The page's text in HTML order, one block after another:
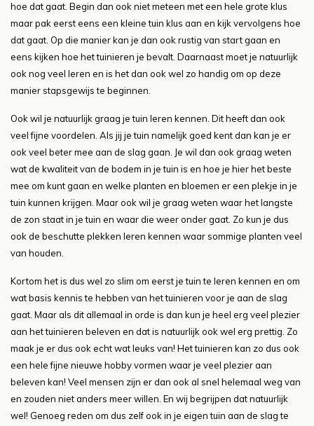
hoe dat gaat. Begin dan ook niet meteen met een hele grote klus
maar pak eerst eens een kleine tuin klus aan en kijk vervolgens hoe
dat gaat. Op die manier kan je dan ook rustig van start gaan en
eens kijken hoe het tuinieren je bevalt. Daarnaast moet je natuurlijk
ook nog veel leren en is het dan ook wel zo handig om op deze
manier stapsgewijs te beginnen.
Ook wil je natuurlijk graag je tuin leren kennen. Dit heeft dan ook
veel fijne voordelen. Als jij je tuin namelijk goed kent dan kan je er
ook veel beter mee aan de slag gaan. Je wil dan ook graag weten
wat de kwaliteit van de bodem in je tuin is en hoe je hier het beste
mee om kunt gaan en welke planten en bloemen er een plekje in je
tuin kunnen krijgen. Maar ook wil je graag weten waar het langste
de zon staat in je tuin en waar die weer onder gaat. Zo kun je dus
ook de beschutte plekken leren kennen waar sommige planten veel
van houden.
Kortom het is dus wel zo slim om eerst je tuin te leren kennen en om
wat basis kennis te hebben van het tuinieren voor je aan de slag
gaat. Maar als dit allemaal in orde is dan kun je heel erg veel plezier
aan het tuinieren beleven en dat is natuurlijk ook wel erg prettig. Zo
maak je er dus ook echt wat leuks van! Het tuinieren kan zo dus ook
een hele fijne nieuwe hobby vormen waar je veel plezier aan
beleven kan! Veel mensen zijn er dan ook al snel helemaal weg van
en zouden niet anders meer willen. En wij begrijpen dat natuurlijk
wel! Genoeg reden om dus zelf ook in je eigen tuin aan de slag te